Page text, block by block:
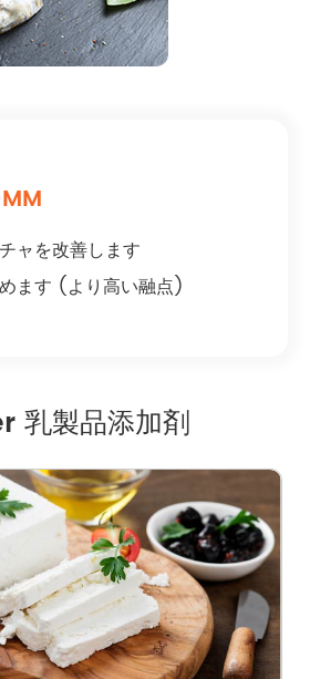
ャを改善します
ます (より高い融点)
乳製品添加剤